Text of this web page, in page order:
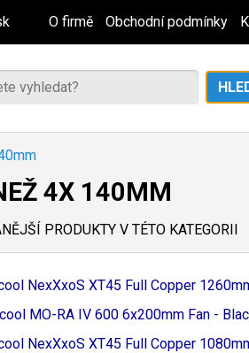
O firmě Obchodní podmínky
4X 140MM
PRODUKTY V TÉTO KATEGORII
NexXxoS XT45 Full Copper
MO-RA IV 600 6x200mm Fan -
NexXxoS XT45 Full Copper